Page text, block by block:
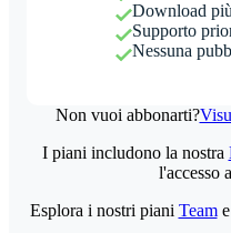
Download
Supporto
Nessuna
Non vuoi abbonarti?
I piani includono la nostra
l'accesso
Esplora i nostri piani Teame